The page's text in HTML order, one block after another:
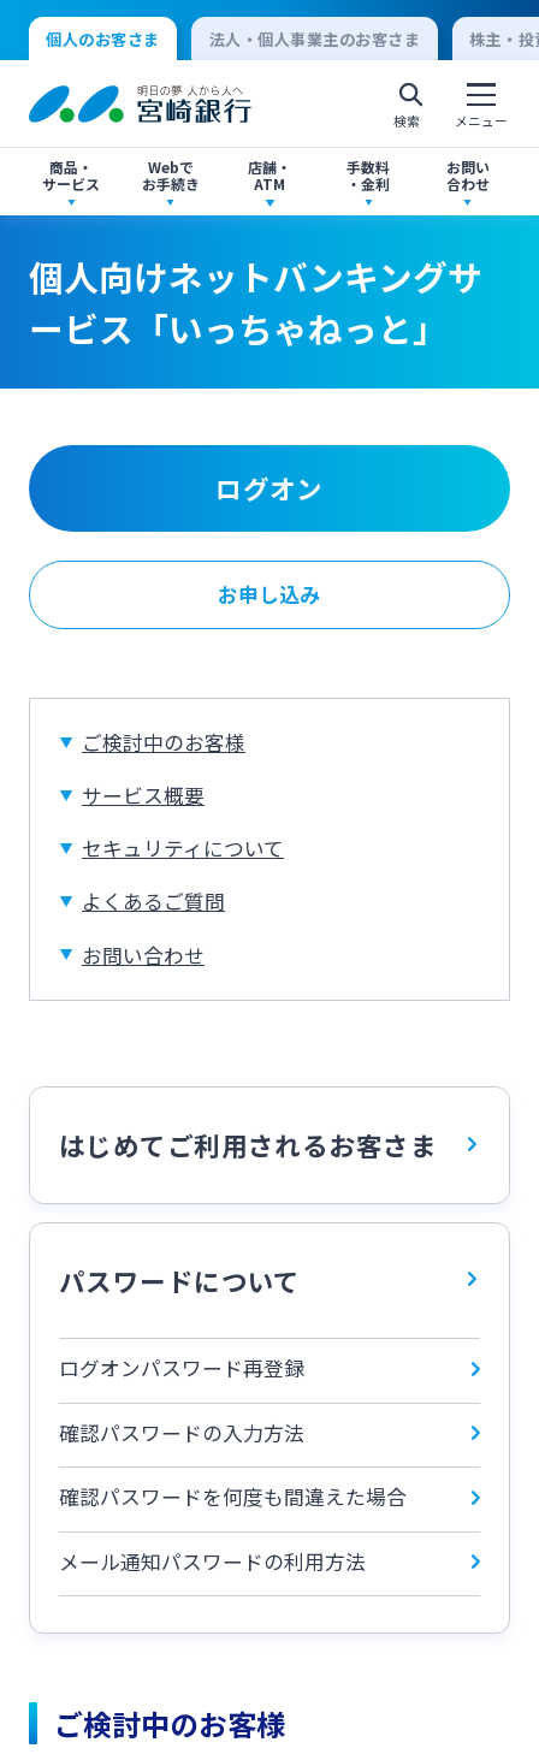
個人のお客さま 法人・個人事業主のお客さま 株主・
検索 メニュー
商品・
サービス
Webで
お手続き
店舗・
ATM
手数料
・金利
お問い
合わせ
アプリ・ネットバンキング
口座開設・預金
ポイントサービス「たまるーじ倶楽部」
閉じる
口座開設
各種お手続き
定期的なお客さま情報ご提供のお願い
店舗・ATM検索
ATMサービス
閉じる
手数料一覧
金利一覧
閉じる
よくあるご質問
お問い合わせ先一覧
閉じる
個人向けインターネットバンキング
ログオン
法人向けインターネットバンキング
よくあるご質問
English
法人・個人事業主のお客さま
ニュースリリース一覧
採用情報
個人向けネットバンキングサ
ービス「いっちゃねっと」
ログオン
お申し込み
ご検討中のお客様
サービス概要
セキュリティについて
よくあるご質問
お問い合わせ
はじめてご利用されるお客さま
パスワードについて
ログオンパスワード再登録
確認パスワードの入力方法
確認パスワードを何度も間違えた場合
メール通知パスワードの利用方法
ご検討中のお客様